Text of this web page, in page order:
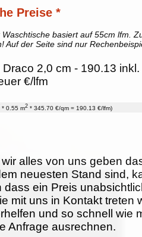
Preise *
Waschtische basiert auf 55cm lfm.
Auf der Seite sind nur
2,0 cm - 190.13
€/lfm
* 0.55 m2 * 345.70 €/qm = 190.13 €/lfm)
alles von uns geben
neuesten Stand sind,
dass ein Preis
mit uns in Kontakt treten
und so schnell wie
Anfrage ausrechnen.